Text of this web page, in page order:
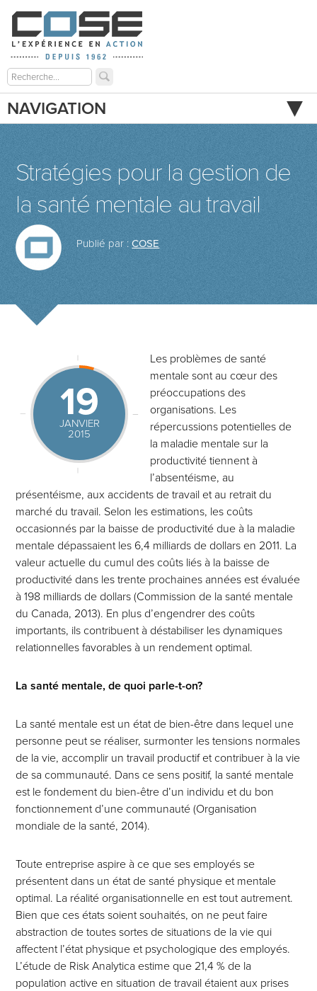
NAVIGATION
Stratégies pour la gestion de
la santé mentale au travail
Publié par :COSE
19
JANVIER
2015
Les problèmes de santé
mentale sont au cœur des
préoccupations des
organisations. Les
répercussions potentielles de
la maladie mentale sur la
productivité tiennent à
l’absentéisme, au
présentéisme, aux accidents de travail et au retrait du
marché du travail. Selon les estimations, les coûts
occasionnés par la baisse de productivité due à la maladie
mentale dépassaient les 6,4 milliards de dollars en 2011. La
valeur actuelle du cumul des coûts liés à la baisse de
productivité dans les trente prochaines années est évaluée
à 198 milliards de dollars (Commission de la santé mentale
du Canada, 2013). En plus d’engendrer des coûts
importants, ils contribuent à déstabiliser les dynamiques
relationnelles favorables à un rendement optimal.
La santé mentale, de quoi parle-t-on?
La santé mentale est un état de bien-être dans lequel une
personne peut se réaliser, surmonter les tensions normales
de la vie, accomplir un travail productif et contribuer à la vie
de sa communauté. Dans ce sens positif, la santé mentale
est le fondement du bien-être d’un individu et du bon
fonctionnement d’une communauté (Organisation
mondiale de la santé, 2014).
Toute entreprise aspire à ce que ses employés se
présentent dans un état de santé physique et mentale
optimal. La réalité organisationnelle en est tout autrement.
Bien que ces états soient souhaités, on ne peut faire
abstraction de toutes sortes de situations de la vie qui
affectent l’état physique et psychologique des employés.
L’étude de Risk Analytica estime que 21,4 % de la
population active en situation de travail étaient aux prises